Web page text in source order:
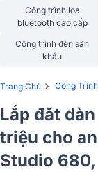
Công trình loa
bluetooth cao cấp
Công trình đèn sân
khấu
Trang Chủ › Công
Lắp đăt
triệu cho
Studio 680,